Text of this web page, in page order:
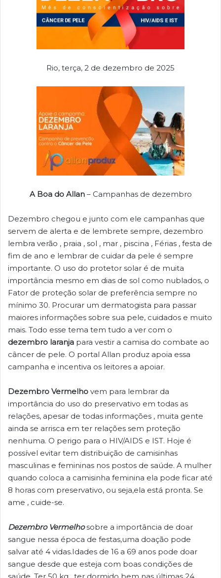
Rio, terça, 2 de dezembro de 2025
A Boa do Allan– Campanhas de dezembro
Dezembro chegou e junto com ele campanhas que
servem de alerta e de lembrete sempre, dezembro
lembra verão , praia , sol , mar , piscina , Férias , festa de
fim de ano e lembrar de cuidar da pele é sempre
importante. O uso do protetor solar é de muita
importância mesmo em dias de sol como nublados, o
Fator de proteção solar de preferência sempre no
mínimo 30. Procurar um dermatogista para passar
maiores informações sobre sua pele, cuidados e muito
mais. Todo esse tema tem tudo a ver com o
dezembro laranja para vestir a camisa do combate ao
câncer de pele. O portal Allan produz apoia essa
campanha e incentiva os leitores a apoiar.
Dezembro Vermelho vem para lembrar da
importância do uso do preservativo em todas as
relações, apesar de todas informações , muita gente
ainda se arrisca em ter relações sem proteção
nenhuma. O perigo para o HIV/AIDS e IST. Hoje é
possível evitar tem distribuição de camisinhas
masculinas e femininas nos postos de saúde. A mulher
quando coloca a camisinha feminina ela pode ficar até
8 horas com preservativo, ou seja,ela está pronta. Se
ame , cuide-se.
Dezembro Vermelhosobre a importância de doar
sangue nessa época de festas,uma doação pode
salvar até 4 vidas.Idades de 16 a 69 anos pode doar
sangue desde que esteja com boas condições de
saúde. Ter 50 kg , ter dormido bem nas últimas 24